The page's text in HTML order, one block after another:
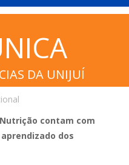
DA UNIJUÍ
contam com
dos